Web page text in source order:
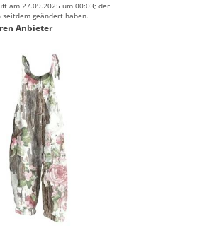
am 27.09.2025 um 00:03; der
seitdem geändert haben.
Anbieter